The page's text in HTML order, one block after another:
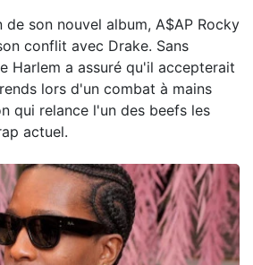
son nouvel album, A$AP Rocky
conflit avec Drake. Sans
Harlem a assuré qu'il accepterait
lors d'un combat à mains
qui relance l'un des beefs les
actuel.